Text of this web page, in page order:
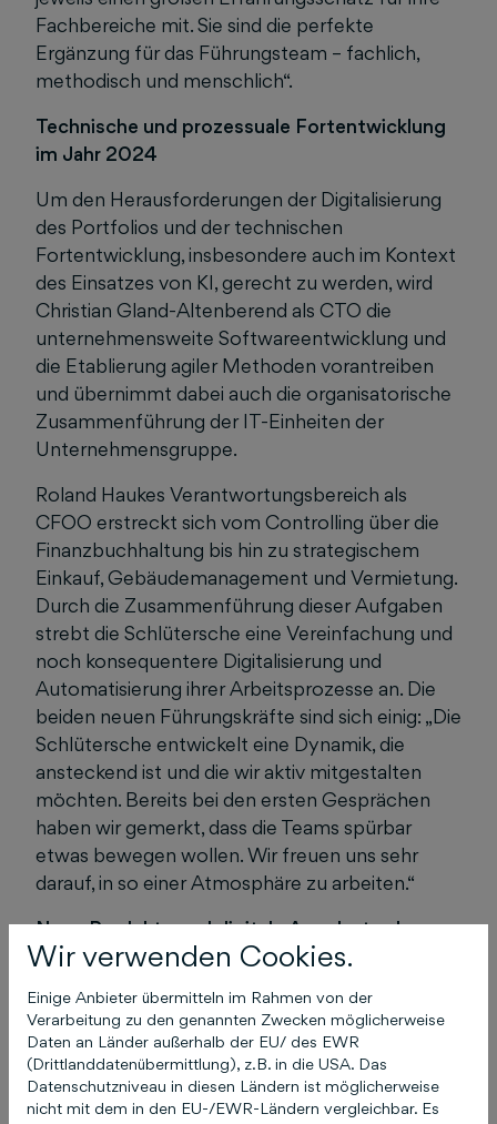
Fachbereiche mit. Sie sind die perfekte
Ergänzung für das Führungsteam – fachlich,
methodisch und menschlich“.
Technische und prozessuale Fortentwicklung
im Jahr 2024
Um den Herausforderungen der Digitalisierung
des Portfolios und der technischen
Fortentwicklung, insbesondere auch im Kontext
des Einsatzes von KI, gerecht zu werden, wird
Christian Gland-Altenberend als CTO die
unternehmensweite Softwareentwicklung und
die Etablierung agiler Methoden vorantreiben
und übernimmt dabei auch die organisatorische
Zusammenführung der IT-Einheiten der
Unternehmensgruppe.
Roland Haukes Verantwortungsbereich als
CFOO erstreckt sich vom Controlling über die
Finanzbuchhaltung bis hin zu strategischem
Einkauf, Gebäudemanagement und Vermietung.
Durch die Zusammenführung dieser Aufgaben
strebt die Schlütersche eine Vereinfachung und
noch konsequentere Digitalisierung und
Automatisierung ihrer Arbeitsprozesse an. Die
beiden neuen Führungskräfte sind sich einig: „Die
Schlütersche entwickelt eine Dynamik, die
ansteckend ist und die wir aktiv mitgestalten
möchten. Bereits bei den ersten Gesprächen
haben wir gemerkt, dass die Teams spürbar
etwas bewegen wollen. Wir freuen uns sehr
darauf, in so einer Atmosphäre zu arbeiten.“
Neue Produkte und digitale Angebote als
Meilensteine
Bereits in den letzten Jahren hat die
Schlütersche die Organisation und ihr Portfolio
weiterentwickelt und strategisch erweitert.
Zuletzt hat sie sich im Sommer 2023 an der The
Digital Architects GmbH aus Würzburg
Wir verwenden Cookies.
Einige Anbieter übermitteln im Rahmen von der
Verarbeitung zu den genannten Zwecken möglicherweise
Daten an Länder außerhalb der EU/ des EWR
(Drittlanddatenübermittlung), z.B. in die USA. Das
Datenschutzniveau in diesen Ländern ist möglicherweise
nicht mit dem in den EU-/EWR-Ländern vergleichbar. Es